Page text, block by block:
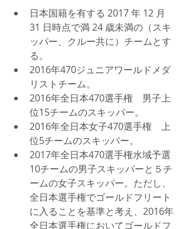
日本国籍を有する 2017 年 12 月
31 日時点で満 24 歳未満の（スキ
ッパー、クルー共に）チームとす
る。
2016年470ジュニアワールドメダ
リストチーム。
2016年全日本470選手権　男子上
位15チームのスキッパー。
2016年全日本女子470選手権　上
位5チームのスキッパー。
2017年全日本470選手権水域予選
10チームの男子スキッパーと５チ
ームの女子スキッパー。ただし、
全日本選手権でゴールドフリート
に入ることを基準と考え、2016年
全日本選手権においてゴールドフ